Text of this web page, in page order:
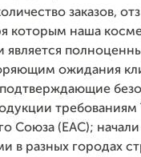
заказов,
которым наша
является
ожидания
требованиям
Союза (ЕАС); начали
в разных городах